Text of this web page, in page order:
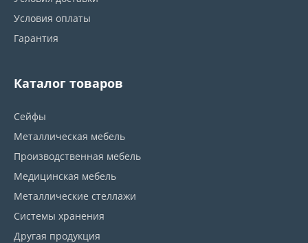
Условия оплаты
Гарантия
Каталог товаров
Сейфы
Металлическая мебель
Производственная мебель
Медицинская мебель
Металлические стеллажи
Системы хранения
Другая продукция